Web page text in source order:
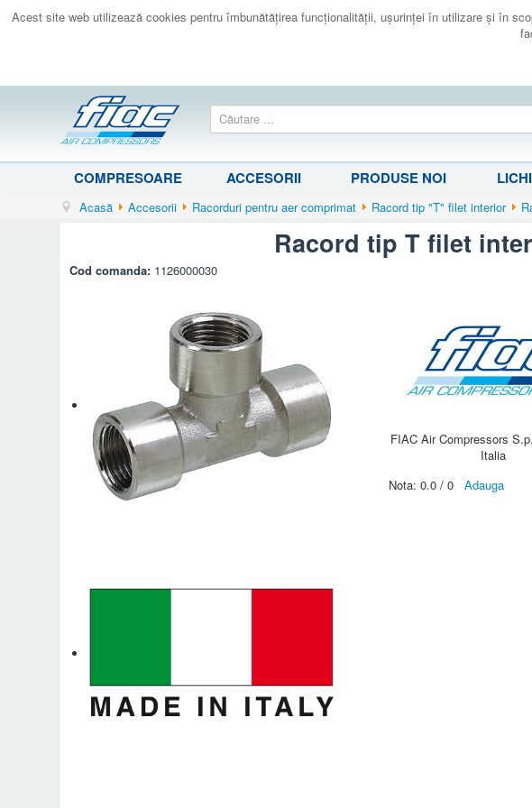
Acest site web utilizează cookies pentru îmbunătăţirea funcţionalităţii, uşurinţei în utilizare şi în
COMPRESOARE ACCESORII PRODUSE NOI
Acasă Accesorii Racorduri pentru aer comprimat Racord tip "T" filet interior
Racord tip T filet
Cod comanda: 1126000030
FIAC Air Compressors
Italia
Nota: 0.0 / 0 Adauga